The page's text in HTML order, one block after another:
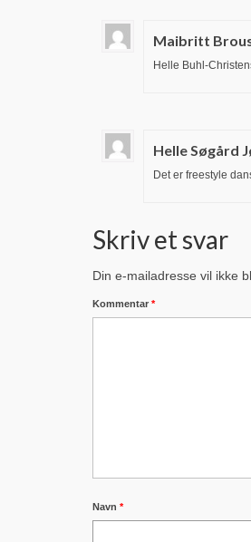
Maibritt
Helle Buhl-
Helle Søgård
Det er freestyle dans
Skriv et svar
Din e-mailadresse vil ikke
Kommentar *
Navn *